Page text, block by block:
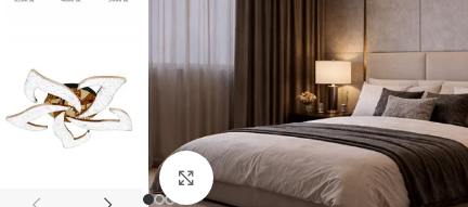
Fă clic pentru a mări